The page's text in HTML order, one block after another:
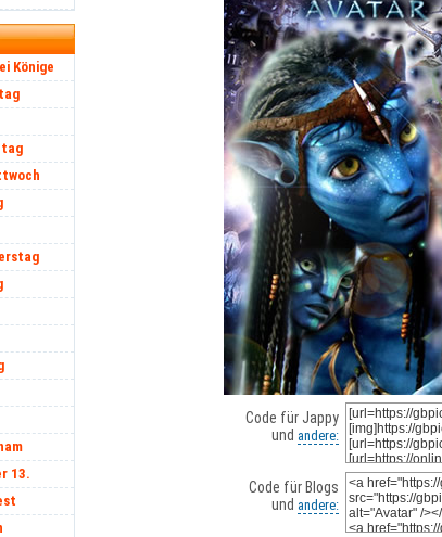
Könige
13.
Code für Jappy
und andere:
Code für Blogs
und andere: